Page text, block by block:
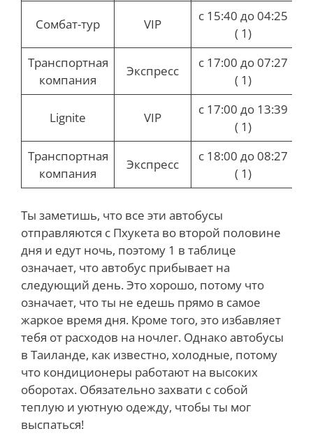
Сомбат-тур VIP
с 15:40 до 04:25
( 1)
Транспортная
компания
Экспресс
с 17:00 до 07:27
( 1)
Lignite VIP
с 17:00 до 13:39
( 1)
Транспортная
компания
Экспресс
с 18:00 до 08:27
( 1)
Ты заметишь, что все эти автобусы
отправляются с Пхукета во второй половине
дня и едут ночь, поэтому 1 в таблице
означает, что автобус прибывает на
следующий день. Это хорошо, потому что
означает, что ты не едешь прямо в самое
жаркое время дня. Кроме того, это избавляет
тебя от расходов на ночлег. Однако автобусы
в Таиланде, как известно, холодные, потому
что кондиционеры работают на высоких
оборотах. Обязательно захвати с собой
теплую и уютную одежду, чтобы ты мог
выспаться!